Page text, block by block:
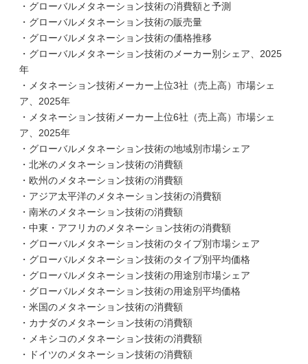
・グローバルメタネーション技術の消費額と予測
・グローバルメタネーション技術の販売量
・グローバルメタネーション技術の価格推移
・グローバルメタネーション技術のメーカー別シェア、2025
年
・メタネーション技術メーカー上位3社（売上高）市場シェ
ア、2025年
・メタネーション技術メーカー上位6社（売上高）市場シェ
ア、2025年
・グローバルメタネーション技術の地域別市場シェア
・北米のメタネーション技術の消費額
・欧州のメタネーション技術の消費額
・アジア太平洋のメタネーション技術の消費額
・南米のメタネーション技術の消費額
・中東・アフリカのメタネーション技術の消費額
・グローバルメタネーション技術のタイプ別市場シェア
・グローバルメタネーション技術のタイプ別平均価格
・グローバルメタネーション技術の用途別市場シェア
・グローバルメタネーション技術の用途別平均価格
・米国のメタネーション技術の消費額
・カナダのメタネーション技術の消費額
・メキシコのメタネーション技術の消費額
・ドイツのメタネーション技術の消費額